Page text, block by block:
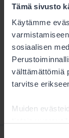
Tämä sivusto
Käytämme
sosiaalisen
välttämättömiä
tarvitse
Muiden
vaihtelevat.
huolellisesti.